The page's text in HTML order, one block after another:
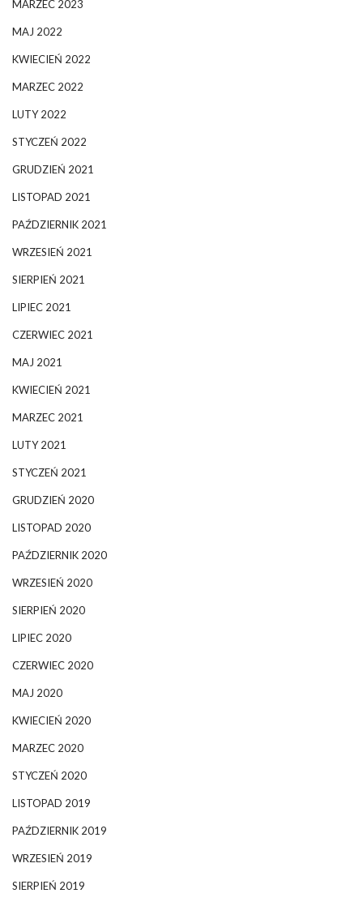
MARZEC 2023
MAJ 2022
KWIECIEŃ 2022
MARZEC 2022
LUTY 2022
STYCZEŃ 2022
GRUDZIEŃ 2021
LISTOPAD 2021
PAŹDZIERNIK 2021
WRZESIEŃ 2021
SIERPIEŃ 2021
LIPIEC 2021
CZERWIEC 2021
MAJ 2021
KWIECIEŃ 2021
MARZEC 2021
LUTY 2021
STYCZEŃ 2021
GRUDZIEŃ 2020
LISTOPAD 2020
PAŹDZIERNIK 2020
WRZESIEŃ 2020
SIERPIEŃ 2020
LIPIEC 2020
CZERWIEC 2020
MAJ 2020
KWIECIEŃ 2020
MARZEC 2020
STYCZEŃ 2020
LISTOPAD 2019
PAŹDZIERNIK 2019
WRZESIEŃ 2019
SIERPIEŃ 2019